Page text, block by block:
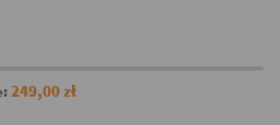
249,00 zł